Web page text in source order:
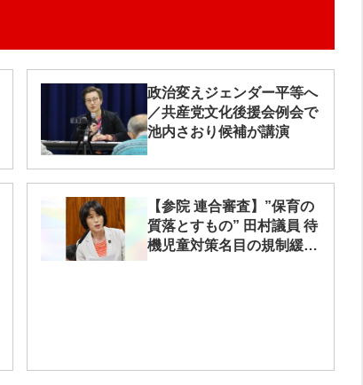
政治変えジェンダー平等へ
／共産党文化後援会例会で
池内さおり候補が講演
【参院 連合審査】”保育の
質落とすもの” 田村議員 待
機児童対策名目の規制緩和
を批判